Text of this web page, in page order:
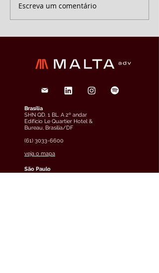
Escreva um comentário
Brasília
SHN QD. 1 BL. A 2º andar
Edifício Le Quartier Hotel &
Bureau, Brasília/DF
(61) 3033-6600
veja o mapa
São Paulo